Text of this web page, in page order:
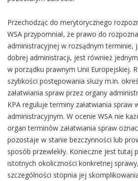
Przechodząc do merytorycznego
WSA przypomniał, że prawo do
administracyjnej w rozsądnym terminie,
dobrej administracji, jest również
w porządku prawnym Unii Europejskiej.
szybkości postępowania służy m.in.
załatwiania spraw przez organy
KPA reguluje terminy załatwiania spraw
administracyjnym. W ocenie WSA nie
organ terminów załatwiania spraw
pozostaje w stanie bezczynności lub
sposób przewlekły. Konieczne jest tutaj
istotnych okoliczności konkretnej
szczególności stopnia jej